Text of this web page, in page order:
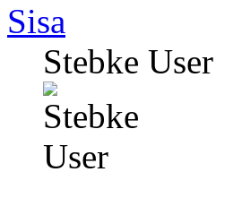
Sisa
Stebke User